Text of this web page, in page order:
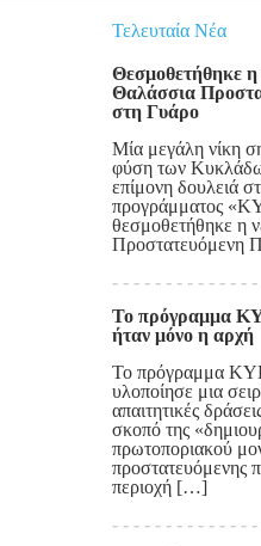
Τελευταία Νέα
Θεσμοθετήθηκε
Θαλάσσια
στη Γυάρο
Μία μεγάλη νίκη
φύση των
επίμονη δουλειά
προγράμματος
θεσμοθετήθηκε η
Προστατευόμενη
Το πρόγραμμα
ήταν μόνο η αρχή
Το πρόγραμμα
υλοποίησε μια
απαιτητικές
σκοπό της
πρωτοποριακού
προστατευόμενης
περιοχή […]